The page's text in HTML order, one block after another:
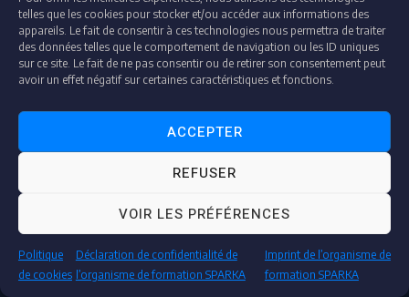
telles que les cookies pour stocker et/ou accéder aux informations des
appareils. Le fait de consentir à ces technologies nous permettra de traiter
des données telles que le comportement de navigation ou les ID uniques
sur ce site. Le fait de ne pas consentir ou de retirer son consentement peut
avoir un effet négatif sur certaines caractéristiques et fonctions.
ACCEPTER
REFUSER
VOIR LES PRÉFÉRENCES
Politique
de cookies
Déclaration de confidentialité de
l’organisme de formation SPARKA
Imprint de l’organisme de
formation SPARKA
Droit d'auteur © 2026 plateforme-formation-sparka
Accessibilité : partiellement conforme
Déclaration de confidentialité et de protection de données
Mentions légales
"Accédez à votre espace dédié pour vos contrôles et audits en toute transparence."
AUDITEUR